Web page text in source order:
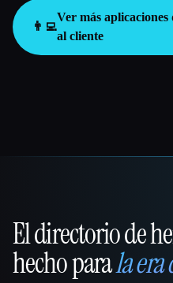
👨‍💻
Ver más aplicaciones
al cliente
That AI Collection
El directorio de
hecho parala era